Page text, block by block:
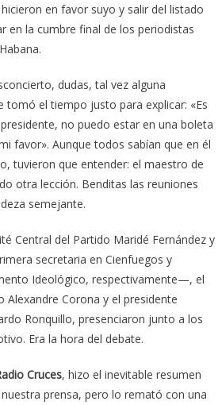
en favor suyo y salir del listado
en la cumbre final de los periodistas
dudas, tal vez alguna
tomó el tiempo justo para explicar: «Es
no puedo estar en una boleta
favor». Aunque todos sabían que en él
tuvieron que entender: el maestro de
otra lección. Benditas las reuniones
semejante.
Central del Partido Maridé Fernández y
secretaria en Cienfuegos y
Ideológico, respectivamente—, el
Alexandre Corona y el presidente
Ronquillo, presenciaron junto a los
Era la hora del debate.
Cruces, hizo el inevitable resumen
prensa, pero lo remató con una